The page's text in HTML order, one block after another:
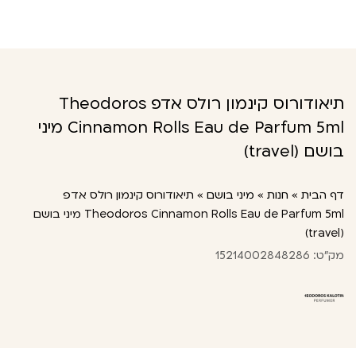
תיאודורוס קינמון רולס אדפ Theodoros
Cinnamon Rolls Eau de Parfum 5ml מיני
בושם (travel)
דף הבית » חנות » מיני בושם » תיאודורוס קינמון רולס אדפ
Theodoros Cinnamon Rolls Eau de Parfum 5ml מיני בושם
(travel)
מק"ט: 15214002848286